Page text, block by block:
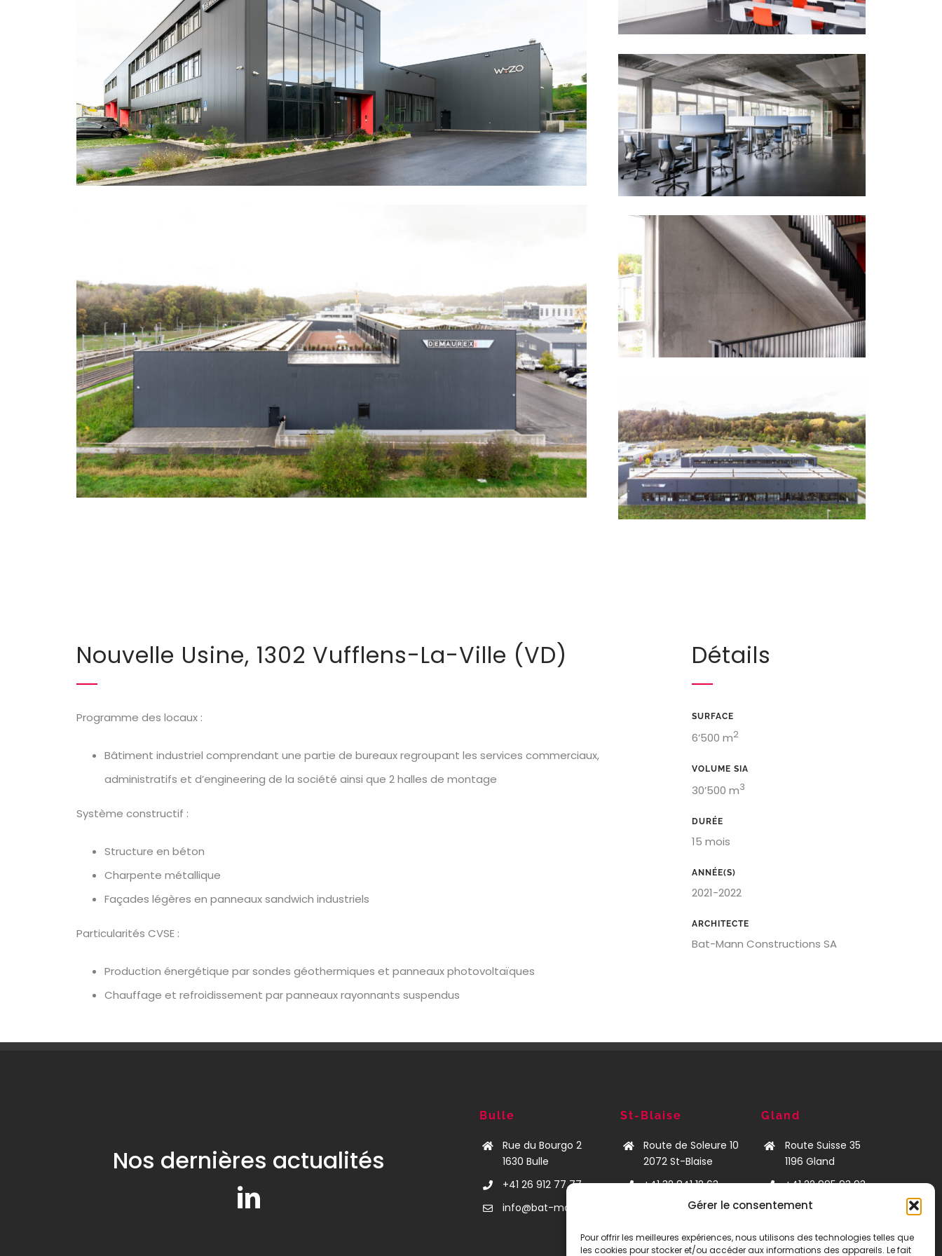
Gérer le consentement
Pour offrir les meilleures expériences, nous utilisons des technologies telles que
les cookies pour stocker et/ou accéder aux informations des appareils. Le fait
Nouvelle Usine, 1302 Vufflens-La-Ville (VD)
Programme des locaux :
Bâtiment industriel comprendant une partie de bureaux regroupant les services commerciaux,
administratifs et d’engineering de la société ainsi que 2 halles de montage
Système constructif :
Structure en béton
Charpente métallique
Façades légères en panneaux sandwich industriels
Particularités CVSE :
Production énergétique par sondes géothermiques et panneaux photovoltaïques
Chauffage et refroidissement par panneaux rayonnants suspendus
Détails
SURFACE
6’500 m2
VOLUME SIA
30’500 m3
DURÉE
15 mois
ANNÉE(S)
2021-2022
ARCHITECTE
Bat-Mann Constructions SA
Nos dernières actualités
Bulle
Rue du Bourgo 2
1630 Bulle
+41 26 912 77 77
info@bat-mann.ch
St-Blaise
Route de Soleure 10
2072St-Blaise
+41 32 841 12 63
neuchatel@bat-
Gland
Route Suisse 35
1196 Gland
+41 22 995 93 93
leman@bat-